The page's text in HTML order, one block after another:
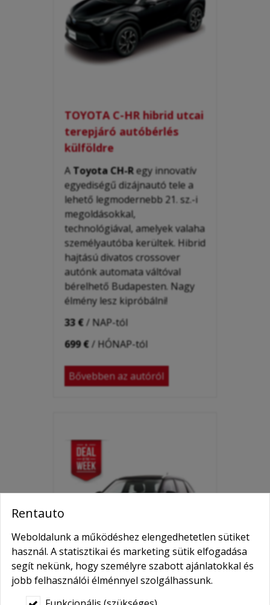
TOYOTA C-HR hibrid utcai
terepjáró autóbérlés
külföldre
AToyota CH-Regy innovatív
egyediségű dizájnautó tele a
lehető legmodernebb 21. sz.-i
megoldásokkal,
technológiával, amelyek valaha
személyautóba kerültek. Hibrid
hajtású divatoscrossover
autónk automata váltóval
bérelhető Budapesten. Nagy
élmény lesz kipróbálni!
33 €/ NAP-tól
699 €/ HÓNAP-tól
Bővebben az autóról
Rentauto
Weboldalunk a működéshez elengedhetetlen sütiket
használ. A statisztikai és marketing sütik elfogadása
segít nekünk, hogy személyre szabott ajánlatokkal és
jobb felhasználói élménnyel szolgálhassunk.